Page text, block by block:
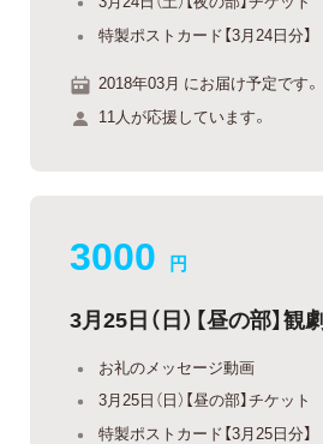
特製ポストカード【3月24日分】
2018年03月 にお届け予定です。
11人が応援しています。
3000 円
3月25日（日）【昼の部】観
お礼のメッセージ動画
3月25日（日）【昼の部】チケット
特製ポストカード【3月25日分】